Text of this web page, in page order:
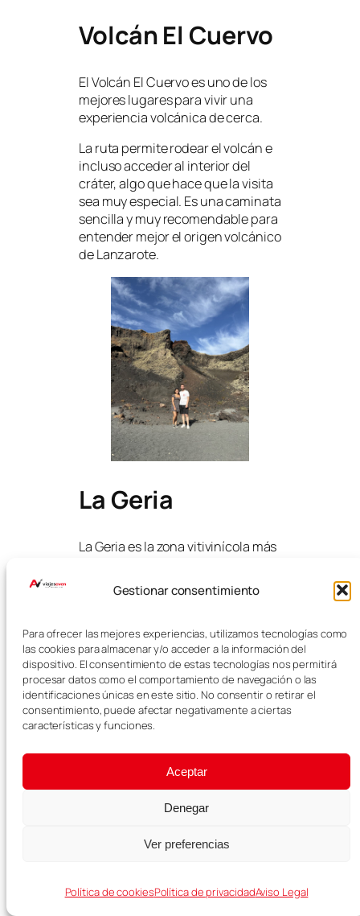
Gestionar consentimiento
Para ofrecer las mejores experiencias, utilizamos tecnologías como
las cookies para almacenar y/o acceder a la información del
dispositivo. El consentimiento de estas tecnologías nos permitirá
procesar datos como el comportamiento de navegación o las
identificaciones únicas en este sitio. No consentir o retirar el
consentimiento, puede afectar negativamente a ciertas
características y funciones.
Aceptar
Denegar
Ver preferencias
Política de cookiesPolítica de privacidadAviso Legal
Volcán El Cuervo
El Volcán El Cuervo es uno de los
mejores lugares para vivir una
experiencia volcánica de cerca.
La ruta permite rodear el volcán e
incluso acceder al interior del
cráter, algo que hace que la visita
sea muy especial. Es una caminata
sencilla y muy recomendable para
entender mejor el origen volcánico
de Lanzarote.
La Geria
La Geria es la zona vitivinícola más
paisajes más curiosos de la isla.
sobre ceniza volcánica y
protegidos por pequeños muros
de piedra, crean una imagen
única. Es una parada perfecta
para combinar paisaje,
gastronomía y vino local.